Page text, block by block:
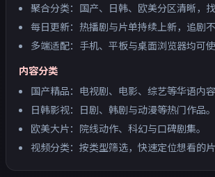
聚合分类：国产、日韩、欧美分区清晰，找
每日更新：热播剧与片单持续上新，追剧不
多端适配：手机、平板与桌面浏览器均可使
内容分类
国产精品：电视剧、电影、综艺等华语内容
日韩影视：日剧、韩剧与动漫等热门作品。
欧美大片：院线动作、科幻与口碑剧集。
视频分类：按类型筛选，快速定位想看的片